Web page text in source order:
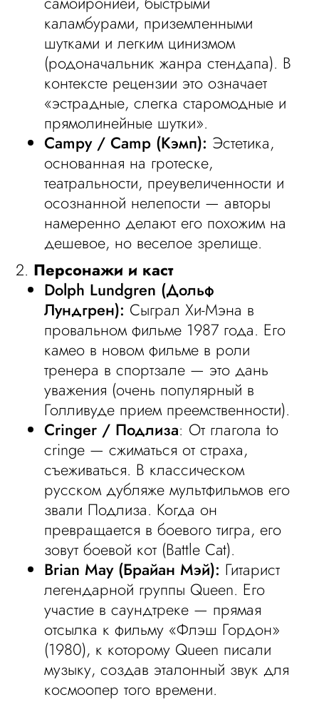
каламбурами, приземленными
шутками и легким цинизмом
(родоначальник жанра стендапа). В
контексте рецензии это означает
«эстрадные, слегка старомодные и
прямолинейные шутки».
Campy / Camp (Кэмп): Эстетика,
основанная на гротеске,
театральности, преувеличенности и
осознанной нелепости — авторы
намеренно делают его похожим на
дешевое, но веселое зрелище.
2. Персонажи и каст
Dolph Lundgren (Дольф
Лундгрен): Сыграл Хи-Мэна в
провальном фильме 1987 года. Его
камео в новом фильме в роли
тренера в спортзале — это дань
уважения (очень популярный в
Голливуде прием преемственности).
Cringer / Подлиза: От глагола to
cringe — сжиматься от страха,
съеживаться. В классическом
русском дубляже мультфильмов его
звали Подлиза. Когда он
превращается в боевого тигра, его
зовут боевой кот (Battle Cat).
Brian May (Брайан Мэй): Гитарист
легендарной группы Queen. Его
участие в саундтреке — прямая
отсылка к фильму «Флэш Гордон»
(1980), к которому Queen писали
музыку, создав эталонный звук для
космоопер того времени.